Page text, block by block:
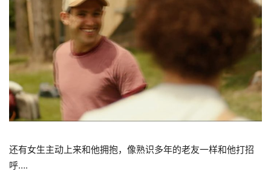
还有女生主动上来和他拥抱，像熟识多年的老友一样和他打招
呼….